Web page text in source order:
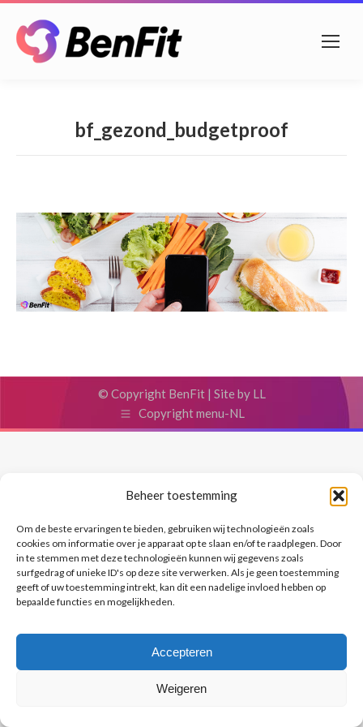
Beheer toestemming
Om de beste ervaringen te bieden, gebruiken wij technologieën zoals
cookies om informatie over je apparaat op te slaan en/of te raadplegen. Door
in te stemmen met deze technologieën kunnen wij gegevens zoals
surfgedrag of unieke ID's op deze site verwerken. Als je geen toestemming
geeft of uw toestemming intrekt, kan dit een nadelige invloed hebben op
bepaalde functies en mogelijkheden.
Accepteren
Weigeren
bf_gezond_budgetproof
© Copyright BenFit | Site by LL
Copyright menu-NL